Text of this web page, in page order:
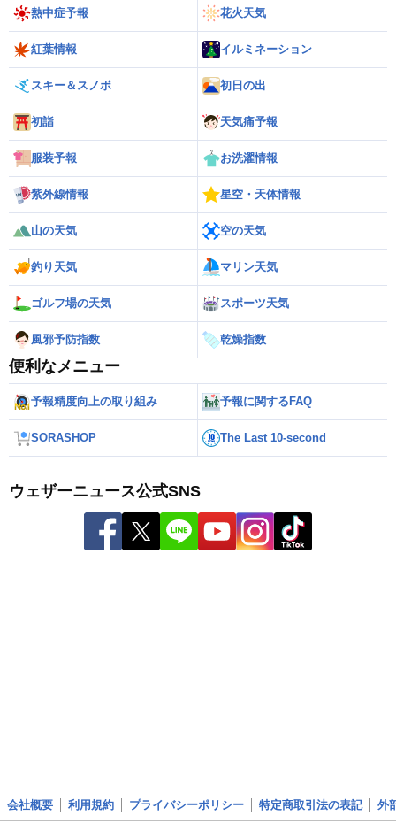
熱中症予報 花火天気
紅葉情報 イルミネーション
スキー＆スノボ 初日の出
初詣 天気痛予報
服装予報 お洗濯情報
紫外線情報 星空・天体情報
山の天気 空の天気
釣り天気 マリン天気
ゴルフ場の天気 スポーツ天気
風邪予防指数 乾燥指数
便利なメニュー
予報精度向上の取り組み 予報に関するFAQ
SORASHOP The Last 10-second
ウェザーニュース公式SNS
会社概要 利用規約 プライバシーポリシー 特定商取引法の表記 外